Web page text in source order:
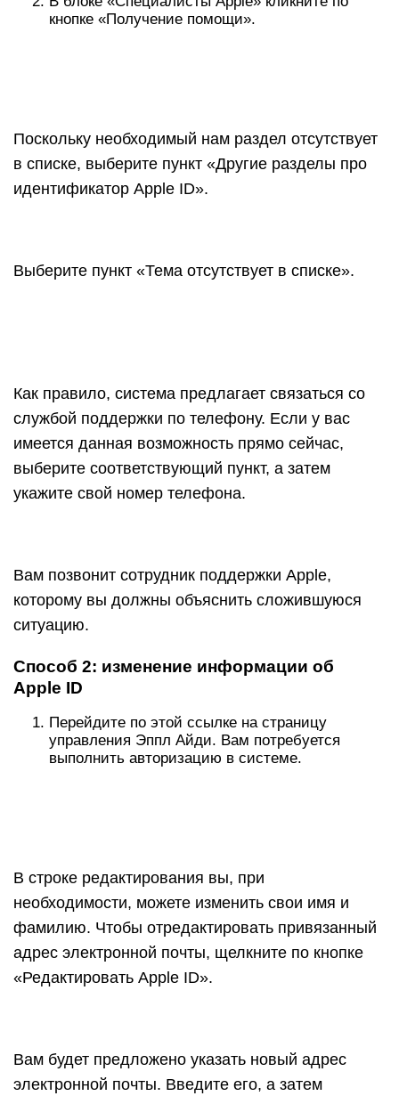
кнопке «Получение помощи».
Поскольку необходимый нам раздел отсутствует
в списке, выберите пункт «Другие разделы про
идентификатор Apple ID».
Выберите пункт «Тема отсутствует в списке».
Как правило, система предлагает связаться со
службой поддержки по телефону. Если у вас
имеется данная возможность прямо сейчас,
выберите соответствующий пункт, а затем
укажите свой номер телефона.
Вам позвонит сотрудник поддержки Apple,
которому вы должны объяснить сложившуюся
ситуацию.
Способ 2: изменение информации об
Apple ID
Перейдите по этой ссылке на страницу
управления Эппл Айди. Вам потребуется
выполнить авторизацию в системе.
В строке редактирования вы, при
необходимости, можете изменить свои имя и
фамилию. Чтобы отредактировать привязанный
адрес электронной почты, щелкните по кнопке
«Редактировать Apple ID».
Вам будет предложено указать новый адрес
электронной почты. Введите его, а затем